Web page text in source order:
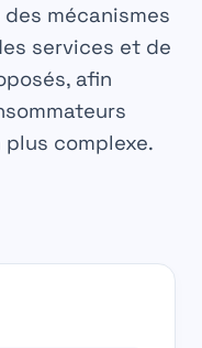
mécanismes
services et de
afin
complexe.